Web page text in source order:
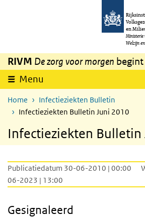
Overslaan en naar de inhoud gaan
en
Ministerie
Welzijn
RIVM De zorg voor morgen
Menu
Home
Infectieziekten Bulletin
Infectieziekten Bulletin Juni 2010
Infectieziekten Bulletin
Publicatiedatum 30-06-2010 | 00:00
06-2023 | 13:00
Gesignaleerd